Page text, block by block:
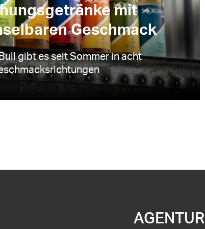
mit
Geschmack
gibt es seit Sommer in acht
AGENTUR